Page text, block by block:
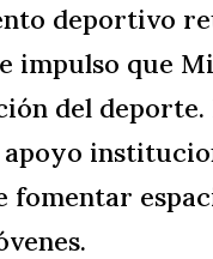
deportivo
impulso que
del
fomentar